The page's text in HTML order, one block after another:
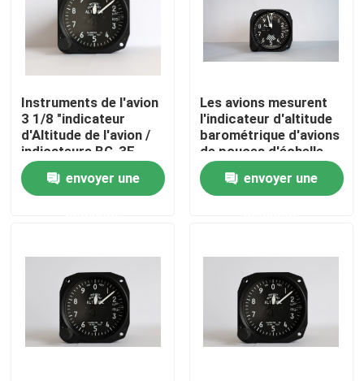
Contacts
Instruments de vol d'avions
Instruments de compas gyroscopique d'avions
Les avions expédient l'indicateur
Indicateur d'altitude d'avions
Instruments de l'avion
3 1/8 "indicateur
d'Altitude de l'avion /
indicateurs BG-3E
envoyer une
Les avions mesurent
l'indicateur d'altitude
barométrique d'avions
de pouces d'échelle
BG10-2
envoyer une